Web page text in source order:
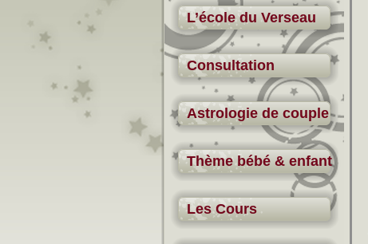
L’école du Verseau
Consultation
Astrologie de couple
Thème bébé & enfant
Les Cours